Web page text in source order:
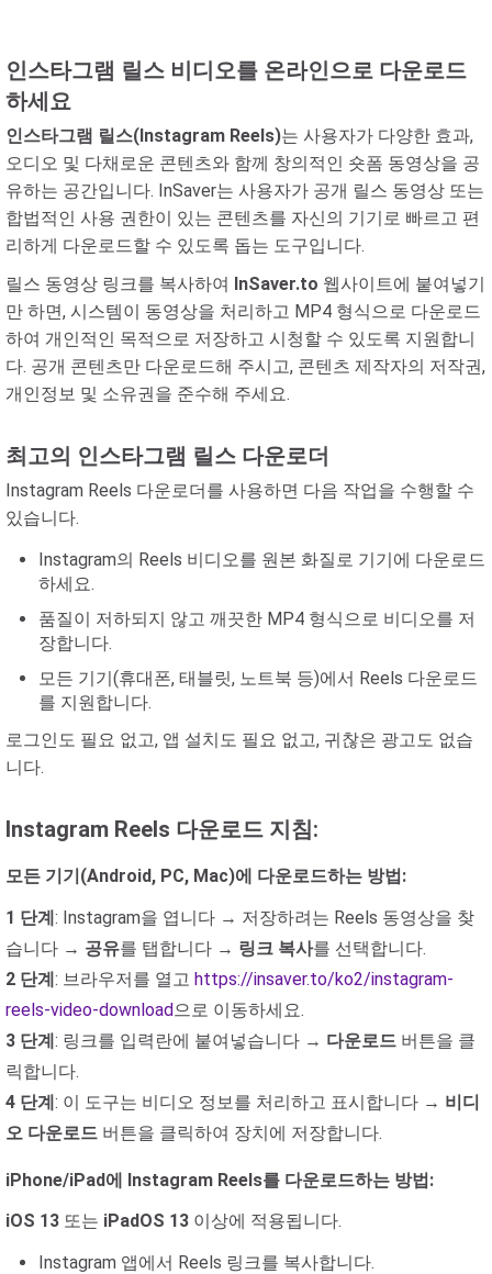
인스타그램 릴스 비디오를 온라인으로 다운로드
하세요
인스타그램 릴스(Instagram Reels)는 사용자가 다양한 효과,
오디오 및 다채로운 콘텐츠와 함께 창의적인 숏폼 동영상을 공
유하는 공간입니다. InSaver는 사용자가 공개 릴스 동영상 또는
합법적인 사용 권한이 있는 콘텐츠를 자신의 기기로 빠르고 편
리하게 다운로드할 수 있도록 돕는 도구입니다.
릴스 동영상 링크를 복사하여 InSaver.to 웹사이트에 붙여넣기
만 하면, 시스템이 동영상을 처리하고 MP4 형식으로 다운로드
하여 개인적인 목적으로 저장하고 시청할 수 있도록 지원합니
다. 공개 콘텐츠만 다운로드해 주시고, 콘텐츠 제작자의 저작권,
개인정보 및 소유권을 준수해 주세요.
최고의 인스타그램 릴스 다운로더
Instagram Reels 다운로더를 사용하면 다음 작업을 수행할 수
있습니다.
Instagram의 Reels 비디오를 원본 화질로 기기에 다운로드
하세요.
품질이 저하되지 않고 깨끗한 MP4 형식으로 비디오를 저
장합니다.
모든 기기(휴대폰, 태블릿, 노트북 등)에서 Reels 다운로드
를 지원합니다.
로그인도 필요 없고, 앱 설치도 필요 없고, 귀찮은 광고도 없습
니다.
Instagram Reels 다운로드 지침:
모든 기기(Android, PC, Mac)에 다운로드하는 방법:
1 단계: Instagram을 엽니다 → 저장하려는 Reels 동영상을 찾
습니다 → 공유를 탭합니다 → 링크 복사를 선택합니다.
2 단계: 브라우저를 열고 https://insaver.to/ko2/instagram-
reels-video-download으로 이동하세요.
3 단계: 링크를 입력란에 붙여넣습니다 → 다운로드 버튼을 클
릭합니다.
4 단계: 이 도구는 비디오 정보를 처리하고 표시합니다 → 비디
오 다운로드 버튼을 클릭하여 장치에 저장합니다.
iPhone/iPad에 Instagram Reels를 다운로드하는 방법:
iOS 13 또는 iPadOS 13 이상에 적용됩니다.
Instagram 앱에서 Reels 링크를 복사합니다.